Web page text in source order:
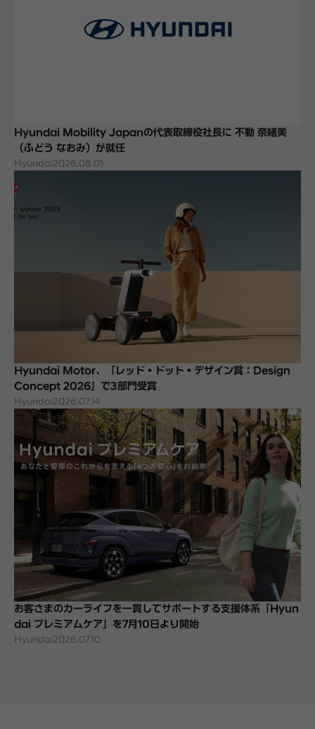
Hyundai Mobility Japanの代表取締役社長に 不動 奈緒美
（ふどう なおみ）が就任
Hyundai2026.08.01
Hyundai Motor、「レッド・ドット・デザイン賞：Design
Concept 2026」で3部門受賞
Hyundai2026.07.14
お客さまのカーライフを一貫してサポートする支援体系「Hyun
dai プレミアムケア」を7月10日より開始
Hyundai2026.07.10